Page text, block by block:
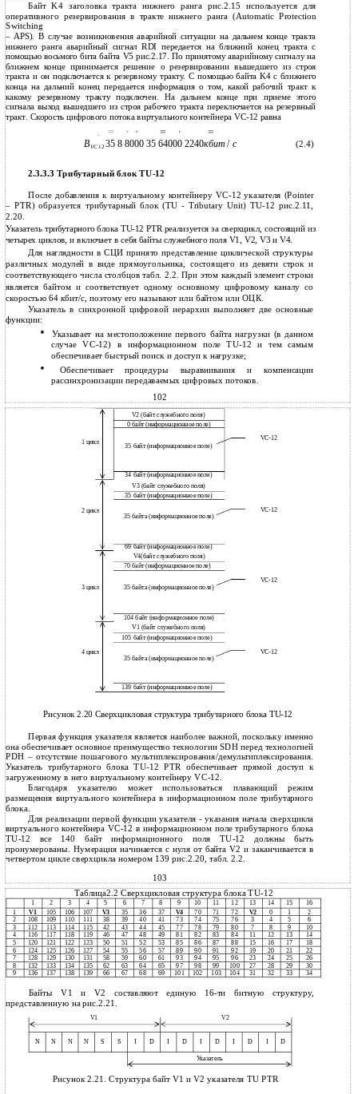
Байт K4 заголовка тракта нижнего ранга рис.2.15 используется для
оперативного резервирования в тракте нижнего ранга (Automatic Protection
Switching
– APS). В случае возникновения аварийной ситуации на дальнем конце тракта
нижнего ранга аварийный сигнал RDI передается на ближний конец тракта с
помощью восьмого бита байта V5 рис.2.17. По принятому аварийному сигналу на
ближнем конце принимается решение о резервировании вышедшего из строя
тракта и он подключается к резервному тракту. С помощью байта K4 с ближнего
конца на дальний конец передается информация о том, какой рабочий тракт к
какому резервному тракту подключен. На дальнем конце при приеме этого
сигнала выход вышедшего из строя рабочего тракта переключается на резервный
тракт. Скорость цифрового потока виртуального контейнера VC-12 равна
BVC 1235 8 8000 35 64000 2240кбит/ с (2.4)
2.3.3.3 Трибутарный блок TU-12
После добавления к виртуальному контейнеру VC-12 указателя (Pointer
– PTR) образуется трибутарный блок (TU - Tributary Unit) TU-12 рис.2.11,
2.20.
Указатель трибутарного блока TU-12 PTR реализуется за сверхцикл, состоящий из
четырех циклов, и включает в себя байты служебного поля V1, V2, V3 и V4.
Для наглядности в СЦИ принято представление циклической структуры
различных модулей в виде прямоугольника, состоящего из девяти строк и
соответствующего числа столбцов табл. 2.2. При этом каждый элемент строки
является байтом и соответствует одному основному цифровому каналу со
скоростью 64 кбит/с, поэтому его называют или байтом или ОЦК.
Указатель в синхронной цифровой иерархии выполняет две основные
функции:
Указывает на местоположение первого байта нагрузки (в данном
случае VC-12) в информационном поле TU-12 и тем самым
обеспечивает быстрый поиск и доступ к нагрузке;
Обеспечивает процедуры выравнивания и компенсации
рассинхронизации передаваемых цифровых потоков.
102
V2 (байт служебного поля)
0 байт (информационное поле)
1 цикл
VC-12
35 байт (информационное поле)
34 байт (информационное поле)
V3 (байт служебного поля)
35 байт (информационное поле)
2 цикл
VC-12
35 байта (информационное поле)
69 байт (информационное поле)
V4(байт служебного поля)
70 байт (информационное поле)
3 цикл
VC-12
35 байта (информационное поле)
104 байт (информационное поле)
V1 (байт служебного поля)
105 байт (информационное поле)
4 цикл
VC-12
35 байта (информационное поле)
139 байт (информационное поле)
Рисунок 2.20 Сверхцикловая структура трибутарного блока TU-12
Первая функция указателя является наиболее важной, поскольку именно
она обеспечивает основное преимущество технологии SDH перед технологией
PDH – отсутствие пошагового мультиплексирования/демультиплексирования.
Указатель трибутарного блока TU-12 PTR обеспечивает прямой доступ к
загруженному в него виртуальному контейнеру VC-12.
Благодаря указателю может использоваться плавающий режим
размещения виртуального контейнера в информационном поле трибутарного
блока.
Для реализации первой функции указателя - указания начала сверхцикла
виртуального контейнера VC-12 в информационном поле трибутарного блока
TU-12 все 140 байт информационного поля TU-12 должны быть
пронумерованы. Нумерация начинается c нуля от байта V2 и заканчивается в
четвертом цикле сверхцикла номером 139 рис.2.20, табл. 2.2.
103
Таблица2.2 Сверхцикловая структура блока TU-12
1 2 3 4 5 6 7 8 9 10 11 12 13 14 15
16
1
V1 105 106 107 V3 35 36 37 V4 70 71 72 V2 0 1
2
2
108 109 110 111 38 39 40 41 73 74 75 76 3 4 5
6
3
112 113 114 115 42 43 44 45 77 78 79 80 7 8 9
10
4
116 117 118 119 46 47 48 49 81 82 83 84 11 12 13
14
5
120 121 122 123 50 51 52 53 85 86 87 88 15 16 17
18
6
124 125 126 127 54 55 56 57 89 90 91 92 19 20 21
22
7
128 129 130 131 58 59 60 61 93 94 95 96 23 24 25
26
8
132 133 134 135 62 63 64 65 97 98 99 100 27 28 29
30
9
136 137 138 139 66 67 68 69 101 102 103 104 31 32 33 34
Байты V1 и V2 составляют единую 16-ти битную структуру,
представленную на рис.2.21.
V1 V2
N N N N S S I D I D I D I D I D
Указатель
Рисунок 2.21. Структура байт V1 и V2 указателя TU PTR